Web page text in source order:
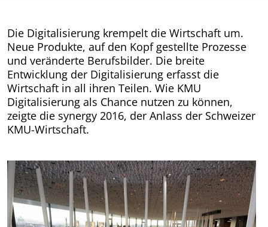
Die Digitalisierung krempelt die Wirtschaft um.
Neue Produkte, auf den Kopf gestellte Prozesse
und veränderte Berufsbilder. Die breite
Entwicklung der Digitalisierung erfasst die
Wirtschaft in all ihren Teilen. Wie KMU
Digitalisierung als Chance nutzen zu können,
zeigte die synergy 2016, der Anlass der Schweizer
KMU-Wirtschaft.